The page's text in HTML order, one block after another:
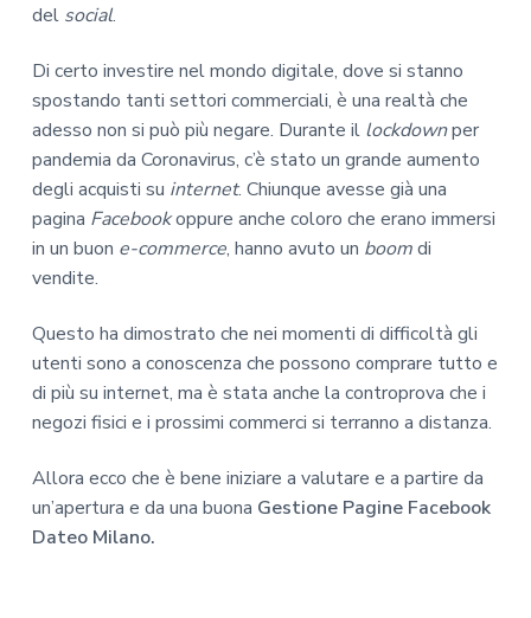
del social.
Di certo investire nel mondo digitale, dove si stanno
spostando tanti settori commerciali, è una realtà che
adesso non si può più negare. Durante il lockdownper
pandemia da Coronavirus, c’è stato un grande aumento
degli acquisti su internet. Chiunque avesse già una
pagina Facebookoppure anche coloro che erano immersi
in un buon e-commerce, hanno avuto un boomdi
vendite.
Questo ha dimostrato che nei momenti di difficoltà gli
utenti sono a conoscenza che possono comprare tutto e
di più su internet, ma è stata anche la controprova che i
negozi fisici e i prossimi commerci si terranno a distanza.
Allora ecco che è bene iniziare a valutare e a partire da
un’apertura e da una buona Gestione Pagine Facebook
Dateo Milano.